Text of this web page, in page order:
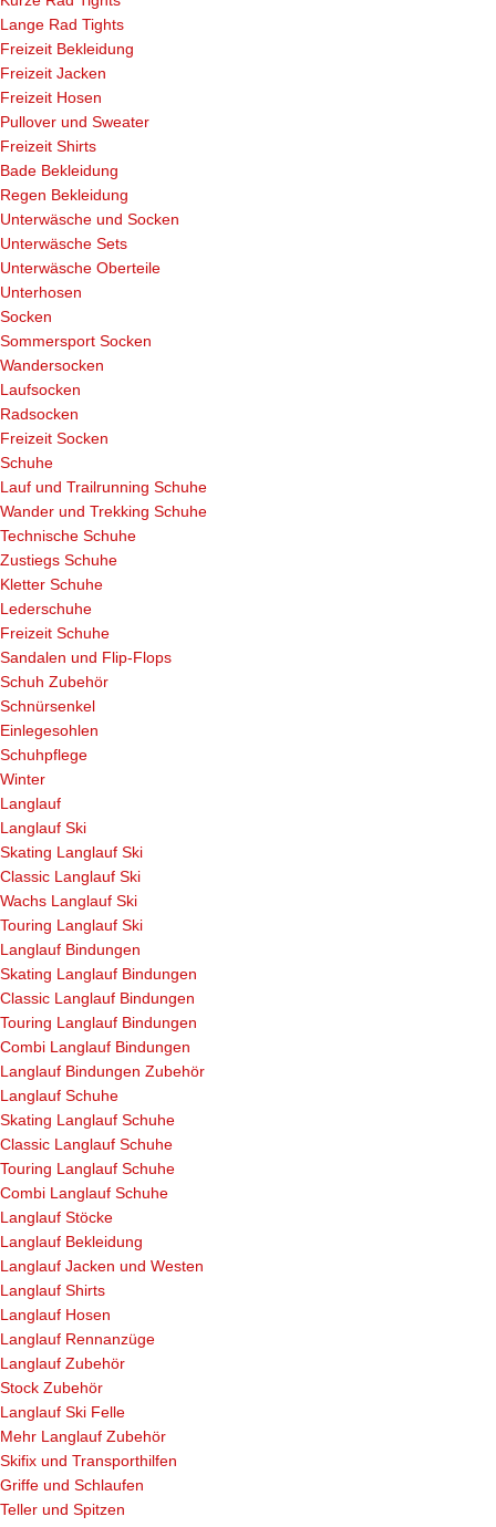
Lange Rad Tights
Freizeit Bekleidung
Freizeit Jacken
Freizeit Hosen
Pullover und Sweater
Freizeit Shirts
Bade Bekleidung
Regen Bekleidung
Unterwäsche und Socken
Unterwäsche Sets
Unterwäsche Oberteile
Unterhosen
Socken
Sommersport Socken
Wandersocken
Laufsocken
Radsocken
Freizeit Socken
Schuhe
Lauf und Trailrunning Schuhe
Wander und Trekking Schuhe
Technische Schuhe
Zustiegs Schuhe
Kletter Schuhe
Lederschuhe
Freizeit Schuhe
Sandalen und Flip-Flops
Schuh Zubehör
Schnürsenkel
Einlegesohlen
Schuhpflege
Winter
Langlauf
Langlauf Ski
Skating Langlauf Ski
Classic Langlauf Ski
Wachs Langlauf Ski
Touring Langlauf Ski
Langlauf Bindungen
Skating Langlauf Bindungen
Classic Langlauf Bindungen
Touring Langlauf Bindungen
Combi Langlauf Bindungen
Langlauf Bindungen Zubehör
Langlauf Schuhe
Skating Langlauf Schuhe
Classic Langlauf Schuhe
Touring Langlauf Schuhe
Combi Langlauf Schuhe
Langlauf Stöcke
Langlauf Bekleidung
Langlauf Jacken und Westen
Langlauf Shirts
Langlauf Hosen
Langlauf Rennanzüge
Langlauf Zubehör
Stock Zubehör
Langlauf Ski Felle
Mehr Langlauf Zubehör
Skifix und Transporthilfen
Griffe und Schlaufen
Teller und Spitzen